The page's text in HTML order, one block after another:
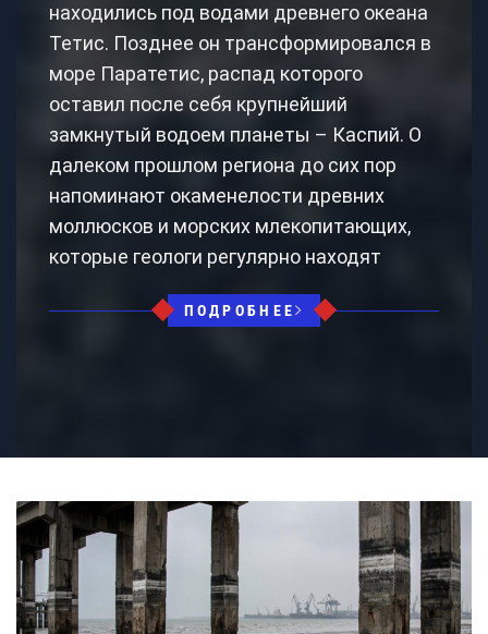
находились под водами древнего океана
Тетис. Позднее он трансформировался в
море Паратетис, распад которого
оставил после себя крупнейший
замкнутый водоем планеты – Каспий. О
далеком прошлом региона до сих пор
напоминают окаменелости древних
моллюсков и морских млекопитающих,
которые геологи регулярно находят
ПОДРОБНЕЕ